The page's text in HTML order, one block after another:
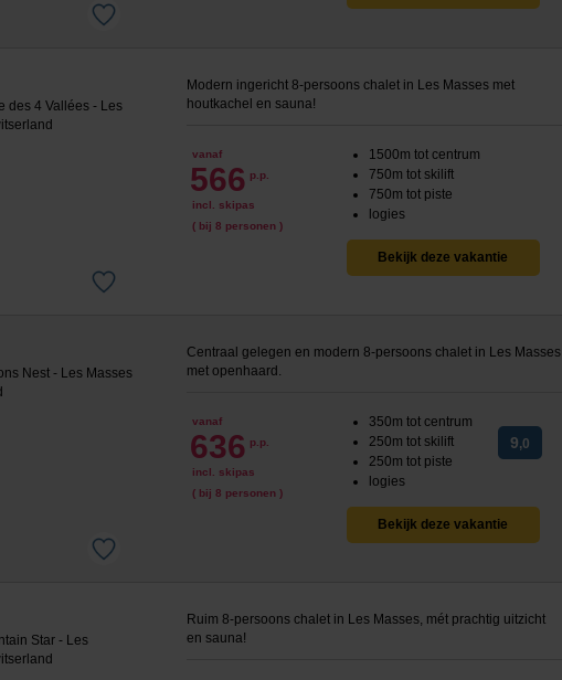
Modern ingericht 8-persoons chalet in Les Masses met
houtkachel en sauna!
vanaf
566 p.p.
incl. skipas
( bij 8 personen )
1500m tot centrum
750m tot skilift
750m tot piste
logies
Bekijk deze vakantie
Centraal gelegen en modern 8-persoons chalet in Les Masses
met openhaard.
vanaf
636 p.p.
incl. skipas
( bij 8 personen )
350m tot centrum
250m tot skilift
250m tot piste
logies
9,0
Bekijk deze vakantie
Ruim 8-persoons chalet in Les Masses, mét prachtig uitzicht
en sauna!